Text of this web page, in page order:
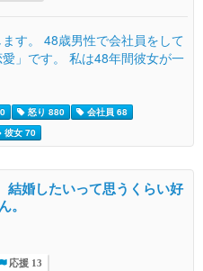
す。 48歳男性で会社員をして
」です。 私は48年間彼女が一
怒り 880
会社員 68
彼女 70
結婚したいって思うくらい好
。
応援 13